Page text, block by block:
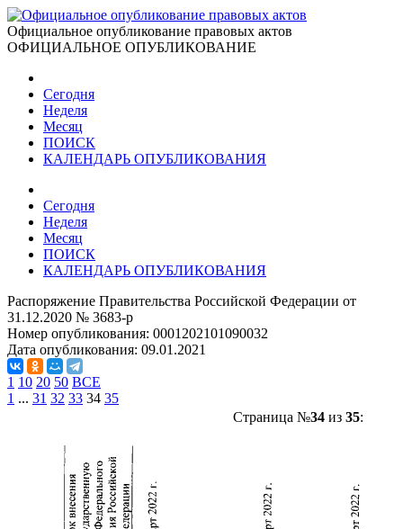
Официальное опубликование правовых актов
ОФИЦИАЛЬНОЕ ОПУБЛИКОВАНИЕ
Сегодня
Неделя
Месяц
ПОИСК
КАЛЕНДАРЬ ОПУБЛИКОВАНИЯ
Сегодня
Неделя
Месяц
ПОИСК
КАЛЕНДАРЬ ОПУБЛИКОВАНИЯ
Распоряжение Правительства Российской Федерации от
31.12.2020 № 3683-р
Номер опубликования: 0001202101090032
Дата опубликования: 09.01.2021
1 10 20 50 ВСЕ
1 ... 31 32 33 34 35
Страница №34из 35: